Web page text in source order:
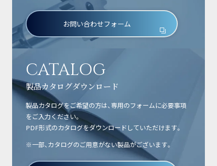
お問い合わせフォーム
CATALOG
製品カタログダウンロード
製品カタログをご希望の方は、専用のフォームに必要事項
をご入力ください。
PDF形式のカタログをダウンロードしていただけます。
※一部、カタログのご用意がない製品がございます。